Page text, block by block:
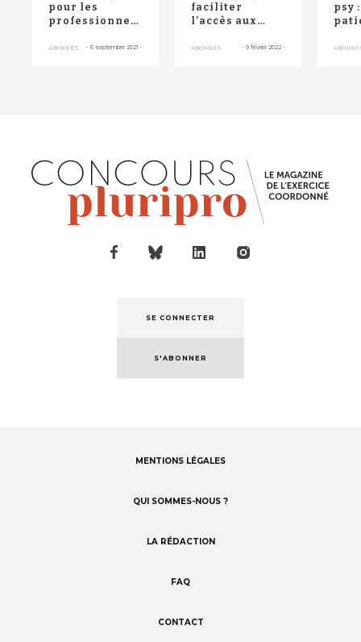
pour les
professionnels
souffrance"
ABONNÉS - 6 septembre 2021 -
faciliter
l’accès aux
santé
ABONNÉS - 9 février 2022 -
psy
SE CONNECTER
S'ABONNER
MENTIONS LÉGALES
QUI SOMMES-NOUS ?
LA RÉDACTION
FAQ
CONTACT